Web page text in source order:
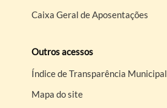
Caixa Geral de Aposentações
Outros acessos
Índice de Transparência Municipal
Mapa do site